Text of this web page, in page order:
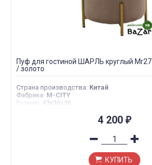
Пуф для гостиной ШАРЛЬ круглый
/ золото
Страна производства: Китай
Фабрика: M-CITY
Размер : 43х36х36
4 200 ₽
КУПИТЬ